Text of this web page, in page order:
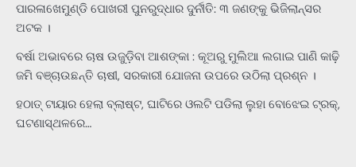
ପାରଳାଖେମୁଣ୍ଡି ପୋଖରୀ ପୁନରୁଦ୍ଧାର ଦୁର୍ନୀତି: ୩ ଜଣଙ୍କୁ ଭିଜିଲାନ୍ସର
ଅଟକ ।
ବର୍ଷା ଅଭାବରେ ଚାଷ ଉଜୁଡ଼ିବା ଆଶଙ୍କା : କୂଅରୁ ମୁଲିଆ ଲଗାଇ ପାଣି କାଢ଼ି
ଜମି ବଞ୍ଚାଉଛନ୍ତି ଚାଷୀ, ସରକାରୀ ଯୋଜନା ଉପରେ ଉଠିଲା ପ୍ରଶ୍ନ ।
ହଠାତ୍‌ ଟାୟାର ହେଲା ବ୍ଲାଷ୍ଟ, ଘାଟିରେ ଓଲଟି ପଡିଲା ଲୁହା ବୋଝେଇ ଟ୍ରକ୍‌,
ଘଟଣାସ୍ଥଳରେ…